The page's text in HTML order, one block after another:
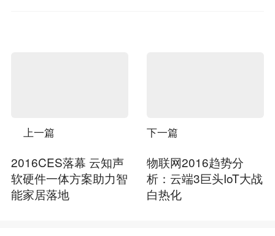
上一篇
2016CES落幕 云知声
软硬件一体方案助力智
能家居落地
下一篇
物联网2016趋势分
析：云端3巨头IoT大战
白热化